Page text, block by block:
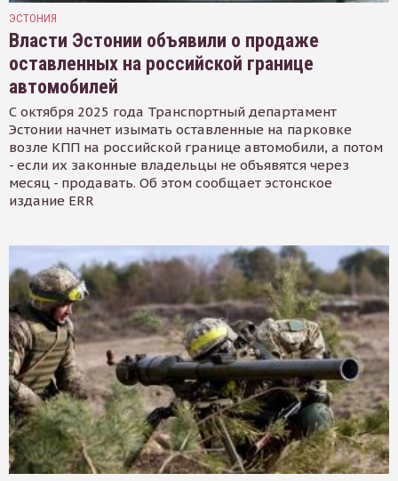
ЭСТОНИЯ
Власти Эстонии объявили о продаже
оставленных на российской границе
автомобилей
С октября 2025 года Транспортный департамент
Эстонии начнет изымать оставленные на парковке
возле КПП на российской границе автомобили, а потом
- если их законные владельцы не объявятся через
месяц - продавать. Об этом сообщает эстонское
издание ERR